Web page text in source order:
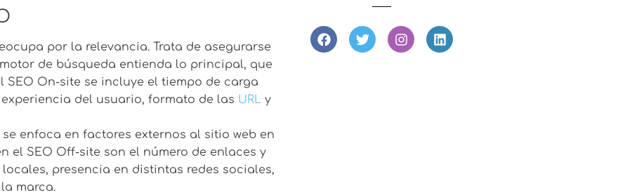
por la relevancia. Trata de asegurarse
de búsqueda entienda lo principal, que
On-site se incluye el tiempo de carga
del usuario, formato de las URL y
enfoca en factores externos al sitio web en
el SEO Off-site son el número de enlaces y
presencia en distintas redes sociales,
marca.